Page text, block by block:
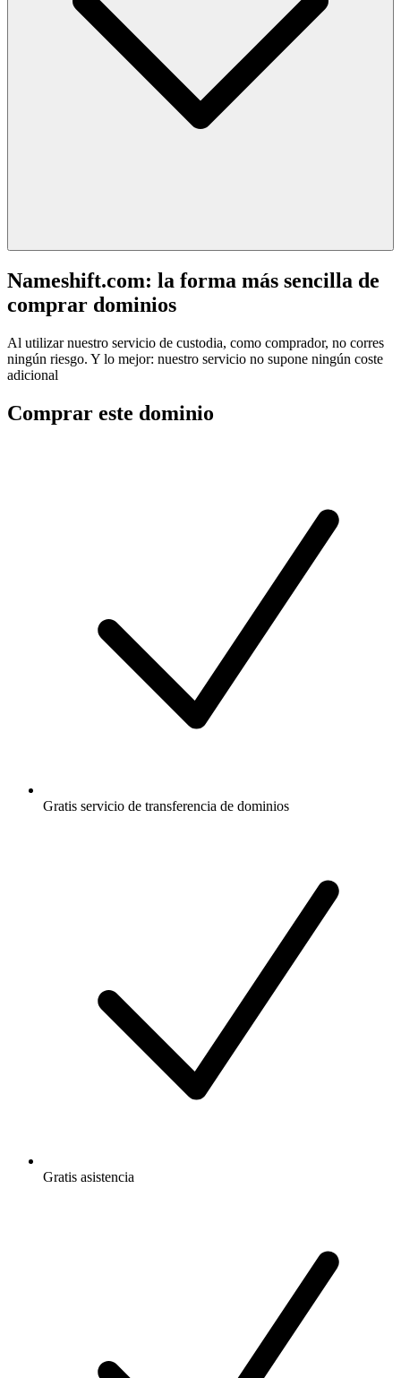
Nameshift.com: la forma más sencilla de
comprar dominios
Al utilizar nuestro servicio de custodia, como comprador, no corres
ningún riesgo. Y lo mejor: nuestro servicio no supone ningún coste
adicional
Comprar este dominio
Gratis servicio de transferencia de dominios
Gratis asistencia